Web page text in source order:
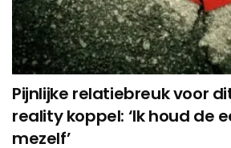
Pijnlijke relatiebreuk voor
reality koppel: ‘Ik houd de
mezelf’